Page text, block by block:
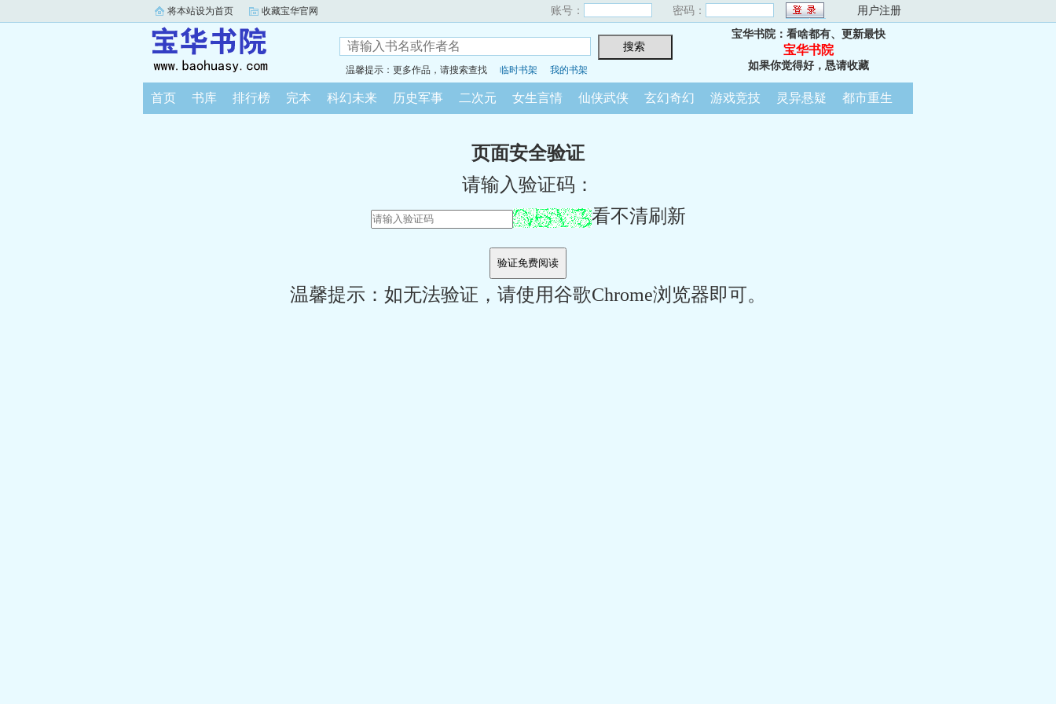
将本站设为首页 收藏宝华官网 账号： 密码： 用户注册
温馨提示：更多作品，请搜索查找 临时书架 我的书架
宝华书院：看啥都有、更新最快
宝华书院
如果你觉得好，恳请收藏
首页 书库 排行榜 完本 科幻未来 历史军事 二次元 女生言情 仙侠武侠 玄幻奇幻 游戏竞技 灵异悬疑 都市重生
页面安全验证
请输入验证码：
看不清刷新
温馨提示：如无法验证，请使用谷歌Chrome浏览器即可。